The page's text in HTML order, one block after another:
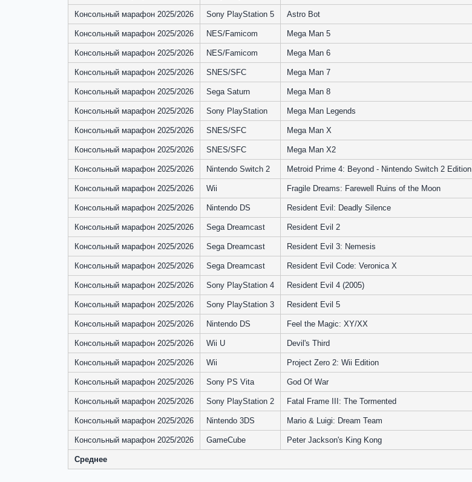
Консольный марафон 2025/2026 Sony PlayStation 5 Astro Bot
Консольный марафон 2025/2026 NES/Famicom Mega Man 5
Консольный марафон 2025/2026 NES/Famicom Mega Man 6
Консольный марафон 2025/2026 SNES/SFC Mega Man 7
Консольный марафон 2025/2026 Sega Saturn Mega Man 8
Консольный марафон 2025/2026 Sony PlayStation Mega Man Legends
Консольный марафон 2025/2026 SNES/SFC Mega Man X
Консольный марафон 2025/2026 SNES/SFC Mega Man X2
Консольный марафон 2025/2026 Nintendo Switch 2 Metroid Prime 4: Beyond - Nintendo Switch 2 Edition
Консольный марафон 2025/2026 Wii Fragile Dreams: Farewell Ruins of the Moon
Консольный марафон 2025/2026 Nintendo DS Resident Evil: Deadly Silence
Консольный марафон 2025/2026 Sega Dreamcast Resident Evil 2
Консольный марафон 2025/2026 Sega Dreamcast Resident Evil 3: Nemesis
Консольный марафон 2025/2026 Sega Dreamcast Resident Evil Code: Veronica X
Консольный марафон 2025/2026 Sony PlayStation 4 Resident Evil 4 (2005)
Консольный марафон 2025/2026 Sony PlayStation 3 Resident Evil 5
Консольный марафон 2025/2026 Nintendo DS Feel the Magic: XY/XX
Консольный марафон 2025/2026 Wii U Devil's Third
Консольный марафон 2025/2026 Wii Project Zero 2: Wii Edition
Консольный марафон 2025/2026 Sony PS Vita God Of War
Консольный марафон 2025/2026 Sony PlayStation 2 Fatal Frame III: The Tormented
Консольный марафон 2025/2026 Nintendo 3DS Mario & Luigi: Dream Team
Консольный марафон 2025/2026 GameCube Peter Jackson's King Kong
Среднее